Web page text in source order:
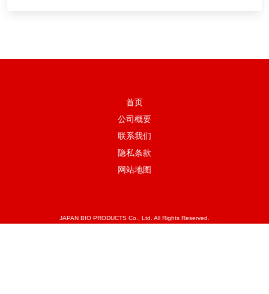
首页
公司概要
联系我们
隐私条款
网站地图
JAPAN BIO PRODUCTS Co., Ltd. All Rights Reserved.